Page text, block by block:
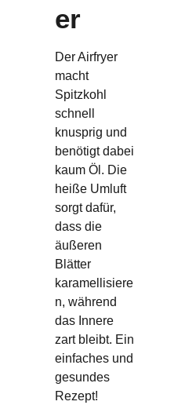
er
Der Airfryer
macht
Spitzkohl
schnell
knusprig und
benötigt dabei
kaum Öl. Die
heiße Umluft
sorgt dafür,
dass die
äußeren
Blätter
karamellisiere
n, während
das Innere
zart bleibt. Ein
einfaches und
gesundes
Rezept!